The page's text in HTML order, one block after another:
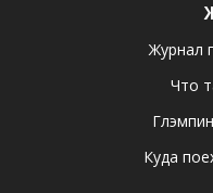
Журнал
Что
Куда